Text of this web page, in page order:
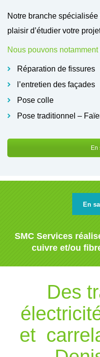
Notre branche
plaisir d’étudier votre
Nous pouvons notamment
Réparation de fissures
l’entretien des façades
Pose colle
Pose traditionnel –
En
En
SMC Services
cuivre et/ou
Des
et